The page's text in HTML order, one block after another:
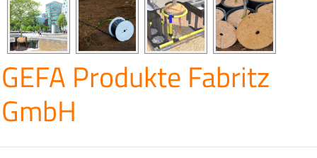
GEFA Produkte Fabritz
GmbH